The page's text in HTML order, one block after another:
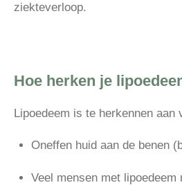
ziekteverloop.
Hoe herken je
Lipoedeem is te herkennen aan
Oneffen huid aan de benen
Veel mensen met lipoedeem